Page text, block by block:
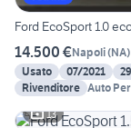
Ford EcoSport 1.0
14.500 €Napoli(NA)
Usato
07/2021
Rivenditore Auto
13